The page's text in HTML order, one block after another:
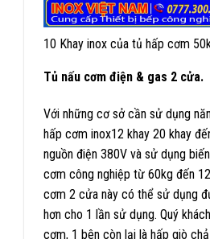
10 Khay inox của tủ hấp cơm
Tủ nấu cơm điện & gas 2 cửa.
Với những cơ sở cần sử dụng
hấp cơm inox12 khay 20 khay
nguồn điện 380V và sử dụng
cơm công nghiệp từ 60kg đến
cơm 2 cửa này có thể sử dụng
hơn cho 1 lần sử dụng. Quý
cơm, 1 bên còn lại là hấp giò